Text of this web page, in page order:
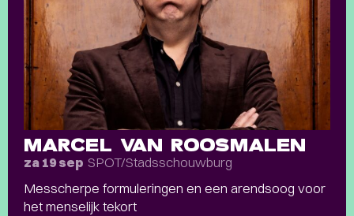
MARCEL VAN ROOSMALEN
za 19 sep SPOT/Stadsschouwburg
Messcherpe formuleringen en een arendsoog voor
het menselijk tekort